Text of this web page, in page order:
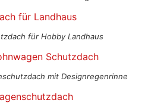
für Hobby Landhaus
mit Designregenrinne